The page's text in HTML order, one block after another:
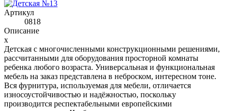
Артикул
0818
Описание
x
Детская с многочисленными конструкционными решениями,
рассчитанными для оборудования просторной комнаты
ребенка любого возраста. Универсальная и функциональная
мебель на заказ представлена в неброском, интересном тоне.
Вся фурнитура, используемая для мебели, отличается
износоустойчивостью и надёжностью, поскольку
производится респектабельными европейскими